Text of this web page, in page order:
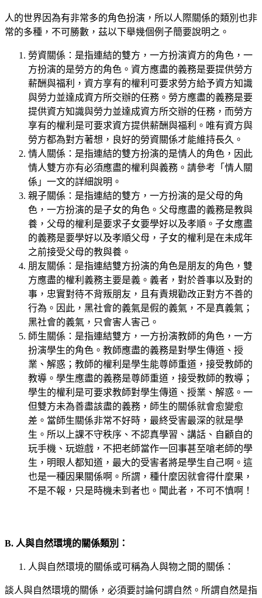
人的世界因為有非常多的角色扮演，所以人際關係的類別也非
常的多種，不可勝數，茲以下舉幾個例子簡要說明之。
勞資關係：是指連結的雙方，一方扮演資方的角色，一
方扮演的是勞方的角色。資方應盡的義務是要提供勞方
薪酬與福利，資方享有的權利可要求勞方給予資方知識
與勞力並達成資方所交辦的任務。勞方應盡的義務是要
提供資方知識與勞力並達成資方所交辦的任務，而勞方
享有的權利是可要求資方提供薪酬與福利。唯有資方與
勞方都為對方著想，良好的勞資關係才能維持長久。
情人關係：是指連結的雙方扮演的是情人的角色，因此
情人雙方亦有必須應盡的權利與義務。請參考「情人關
係」一文的詳細說明。
親子關係：是指連結的雙方，一方扮演的是父母的角
色，一方扮演的是子女的角色。父母應盡的義務是教與
養，父母的權利是要求子女要學好以及孝順。子女應盡
的義務是要學好以及孝順父母，子女的權利是在未成年
之前接受父母的教與養。
朋友關係：是指連結雙方扮演的角色是朋友的角色，雙
方應盡的權利義務主要是義。義者，對於善事以及對的
事，忠實對待不背叛朋友，且有責規勸改正對方不善的
行為。因此，黑社會的義氣是假的義氣，不是真義氣；
黑社會的義氣，只會害人害己。
師生關係：是指連結雙方，一方扮演教師的角色，一方
扮演學生的角色。教師應盡的義務是對學生傳道、授
業、解惑；教師的權利是學生能尊師重道，接受教師的
教導。學生應盡的義務是尊師重道，接受教師的教導；
學生的權利是可要求教師對學生傳道、授業、解惑。一
但雙方未為善盡該盡的義務，師生的關係就會愈變愈
差。當師生關係非常不好時，最終受害最深的就是學
生。所以上課不守秩序、不認真學習、講話、自顧自的
玩手機、玩遊戲，不把老師當作一回事甚至嗆老師的學
生，明眼人都知道，最大的受害者將是學生自己啊。這
也是一種因果關係啊。所謂，種什麼因就會得什麼果，
不是不報，只是時機未到者也。聞此者，不可不慎啊！
B. 人與自然環境的關係類別：
人與自然環境的關係或可稱為人與物之間的關係：
談人與自然環境的關係，必須要討論何謂自然。所謂自然是指